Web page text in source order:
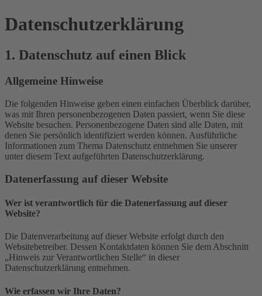
Datenschutz­erklärung
1. Datenschutz auf einen Blick
Allgemeine Hinweise
Die folgenden Hinweise geben einen einfachen Überblick darüber,
was mit Ihren personenbezogenen Daten passiert, wenn Sie diese
Website besuchen. Personenbezogene Daten sind alle Daten, mit
denen Sie persönlich identifiziert werden können. Ausführliche
Informationen zum Thema Datenschutz entnehmen Sie unserer
unter diesem Text aufgeführten Datenschutzerklärung.
Datenerfassung auf dieser Website
Wer ist verantwortlich für die Datenerfassung auf dieser
Website?
Die Datenverarbeitung auf dieser Website erfolgt durch den
Websitebetreiber. Dessen Kontaktdaten können Sie dem Abschnitt
„Hinweis zur Verantwortlichen Stelle“ in dieser
Datenschutzerklärung entnehmen.
Wie erfassen wir Ihre Daten?